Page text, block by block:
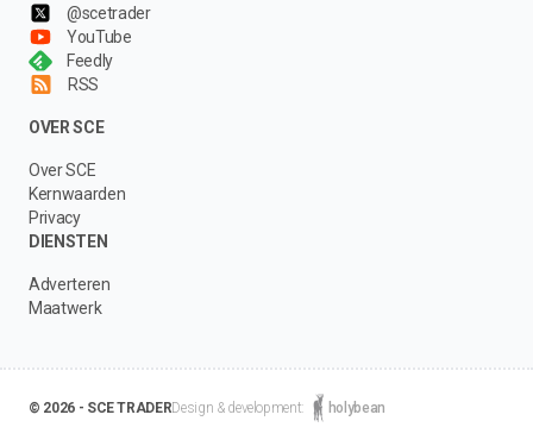
@scetrader
YouTube
Feedly
RSS
OVER SCE
Over SCE
Kernwaarden
Privacy
DIENSTEN
Adverteren
Maatwerk
© 2026 - SCE TRADERDesign & development: holybean